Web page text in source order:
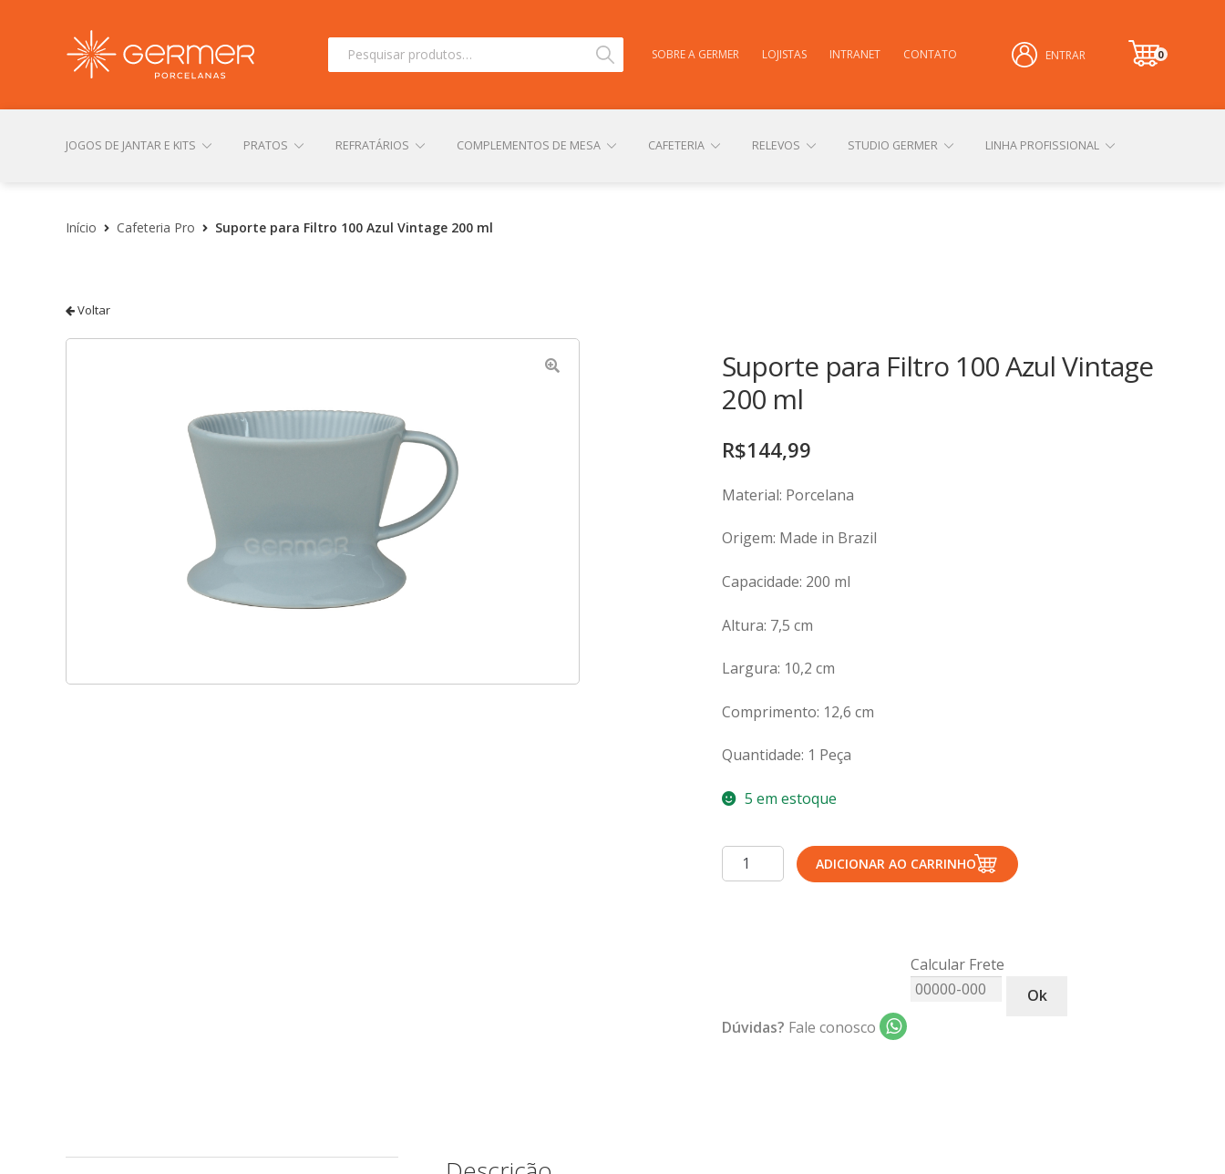
Pesquisar
Pesquisar SOBRE A GERMER LOJISTAS INTRANET CONTATO ENTRAR
0
it
JOGOS DE JANTAR E KITS PRATOS REFRATÁRIOS COMPLEMENTOS DE MESA CAFETERIA RELEVOS STUDIO GERMER LINHA PROFISSIONAL
Início Cafeteria Pro Suporte para Filtro 100 Azul Vintage 200 ml
Voltar
Suporte para Filtro 100 Azul Vintage
200 ml
R$144,99
Material: Porcelana
Origem: Made in Brazil
Capacidade: 200 ml
Altura: 7,5 cm
Largura: 10,2 cm
Comprimento: 12,6 cm
Quantidade: 1 Peça
5 em estoque
Suporte
para
quantidade
ADICIONAR AO CARRINHO
Dúvidas? Fale conosco
Calcular Frete
Ok